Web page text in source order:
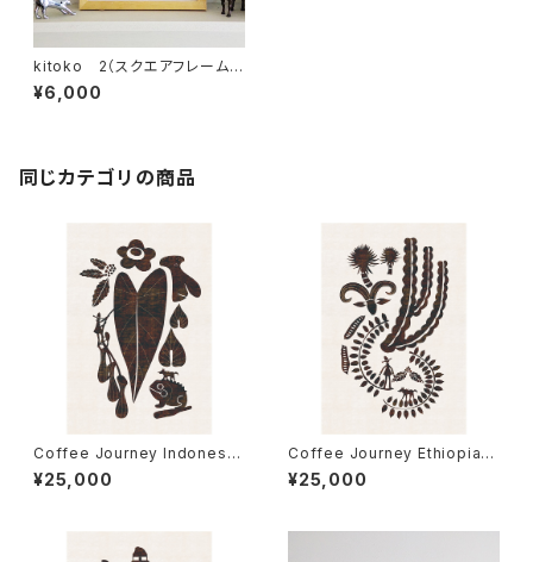
kitoko 2（スクエアフレーム
付・サイン入り）
¥6,000
同じカテゴリの商品
Coffee Journey Indonesia
7枚限定（フレーム・サイン・エ
ディションNO.付）
¥25,000
Coffee Journey Ethiopia
7枚限定（フレーム・サイン・エデ
ィションNO.付）
¥25,000